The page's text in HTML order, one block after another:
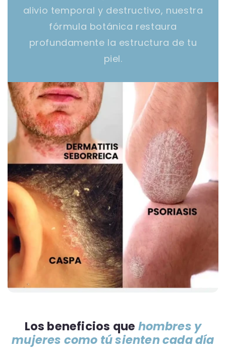
alivio temporal y destructivo, nuestra
fórmula botánica restaura
profundamente la estructura de tu
piel.
Los beneficios que hombres y
mujeres como tú sienten cada día